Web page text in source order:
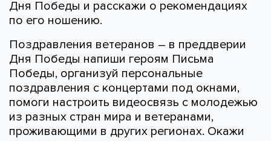
Дня Победы и расскажи о рекомендациях
по его ношению.
Поздравления ветеранов – в преддверии
Дня Победы напиши героям Письма
Победы, организуй персональные
поздравления с концертами под окнами,
помоги настроить видеосвязь с молодежью
из разных стран мира и ветеранами,
проживающими в других регионах. Окажи